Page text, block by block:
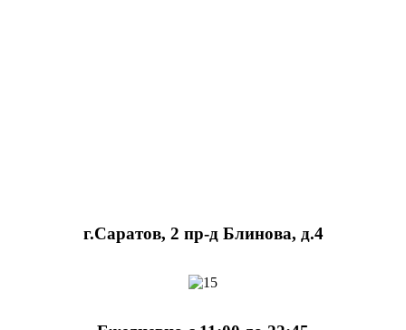
г.Саратов, 2 пр-д Блинова, д.4